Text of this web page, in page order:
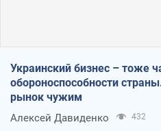
Украинский бизнес – тоже
обороноспособности
рынок чужим
Алексей Давиденко 432